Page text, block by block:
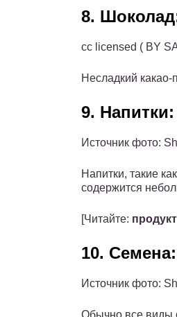
8.
cc licensed ( BY
Несладкий
9. Напитки:
Источник фото:
Напитки, такие
содержится
[Читайте:
10. Семена:
Источник фото: